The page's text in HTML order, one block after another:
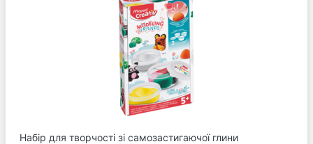
Набір для творчості зі самозастигаючої глини